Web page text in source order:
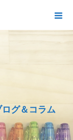
ログ＆ コ ラム